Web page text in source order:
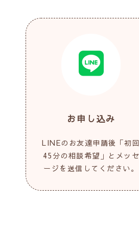
お申し込み
LINEのお友達申請後「初回
45分の相談希望」とメッセ
ージを送信してください。